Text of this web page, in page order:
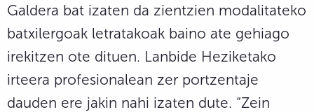
Galdera bat izaten da zientzien modalitateko
batxilergoak letratakoak baino ate gehiago
irekitzen ote dituen. Lanbide Heziketako
irteera profesionalean zer portzentaje
dauden ere jakin nahi izaten dute. “Zein